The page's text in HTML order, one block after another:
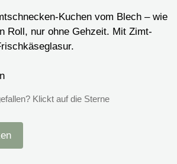
Kuchen vom Blech – wie
Roll, nur ohne Gehzeit. Mit Zimt-
Klickt auf die Sterne